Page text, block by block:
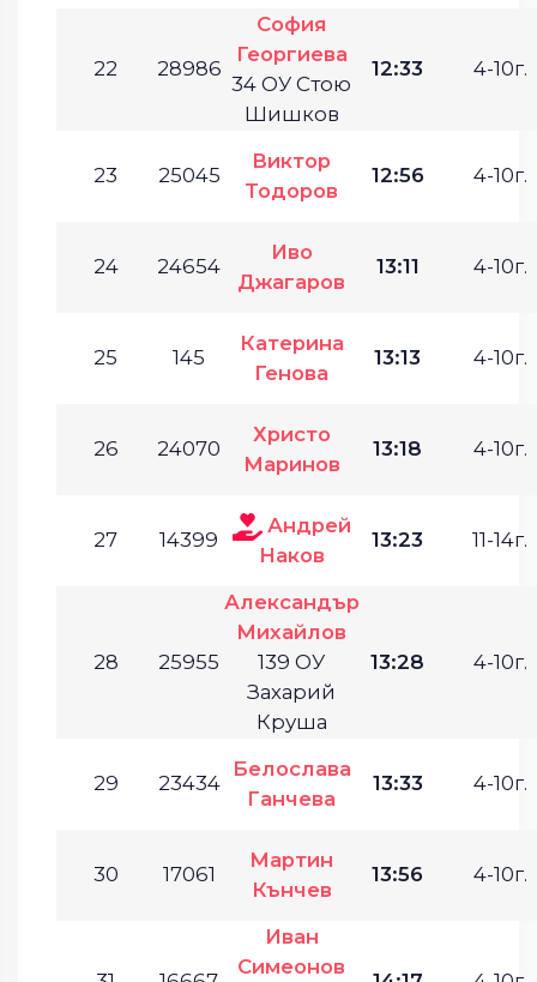
22 28986
София
Георгиева
34 ОУ Стою
Шишков
12:33 4-10г.
23 25045
Виктор
Тодоров
12:56 4-10г.
24 24654
Иво
Джагаров
13:11 4-10г.
25 145
Катерина
Генова
13:13 4-10г.
26 24070
Христо
Маринов
13:18 4-10г.
27 14399
Андрей
Наков
13:23 11-14г.
28 25955
Александър
Михайлов
139 ОУ
Захарий
Круша
13:28 4-10г.
29 23434
Белослава
Ганчева
13:33 4-10г.
30 17061
Мартин
Кънчев
13:56 4-10г.
Иван
Симеонов